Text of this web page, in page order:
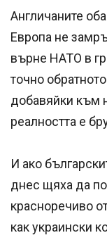
Англичаните
Европа не
върне НАТО в
точно
добавяйки към
реалността е
И ако
днес щяха да
красноречиво
как украински